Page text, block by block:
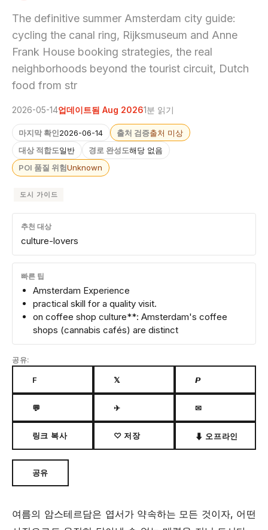
The definitive summer Amsterdam city guide:
cycling the canal ring, Rijksmuseum and Anne
Frank House booking strategies, the real
neighborhoods beyond the tourist circuit, Dutch
food from str
2026-05-14업데이트됨 Aug 20261분 읽기
마지막 확인2026-06-14 출처 검증출처 미상
대상 적합도일반 경로 완성도해당 없음
POI 품질 위험Unknown
도시 가이드
추천 대상
culture-lovers
빠른 팁
Amsterdam Experience
practical skill for a quality visit.
on coffee shop culture**: Amsterdam's coffee
shops (cannabis cafés) are distinct
공유:
F 𝕏 𝙋
💬 ✈ ✉
링크 복사 ♡ 저장 ⬇ 오프라인
공유
여름의 암스테르담은 엽서가 약속하는 모든 것이자, 어떤